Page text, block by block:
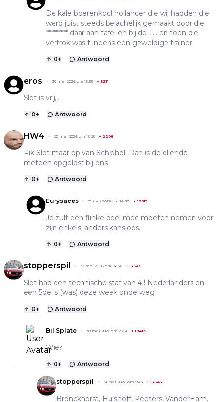
De kale boerenkool hollander die wij hadden die
werd juist steeds belachelijk gemaakt door die
********* daar aan tafel en bij de T... en toen die
vertrok was t ineens een geweldige trainer
0+ Antwoord
eros 30 mei 2026 om 15:33 + 6211
Slot is vrij,…
0+ Antwoord
HW4 30 mei 2026 om 15:23 + 2208
Pik Slot maar op van Schiphol. Dan is de ellende
meteen opgelost bij ons
0+ Antwoord
Eurysaces 31 mei 2026 om 14:38 + 32515
Je zult een flinke boei mee moeten nemen voor
zijn enkels, anders kansloos.
0+ Antwoord
stopperspil 30 mei 2026 om 14:34 +13643
Slot had een technische staf van 4 ! Nederlanders en
een 5de is (was) deze week onderweg
0+ Antwoord
BillSplate 30 mei 2026 om 23:51 +10485
Wie?
0+ Antwoord
stopperspil 31 mei 2026 om 9:43 +13643
Bronckhorst, Hulshoff, Peeters, VanderHam.